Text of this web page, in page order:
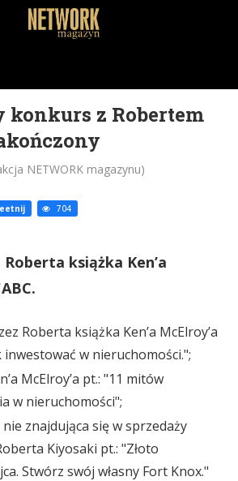
konkurs z Robertem
NETWORK magazynu)
704
książka Ken’a
Roberta książka Ken’a McElroy’a
inwestować w nieruchomości.";
McElroy’a pt.: "11 mitów
w nieruchomości";
znajdująca się w sprzedaży
Kiyosaki pt.: "Złoto
Stwórz swój własny Fort Knox."